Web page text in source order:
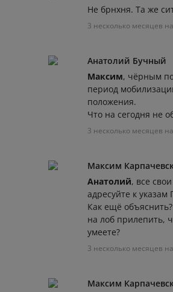
Не брнхня. Та же
3 несколько месяцев
Анатолий Бучный
Максим, чёрным
период
положения.
Что на сегодня не
3 несколько месяцев
Максим
Анатолий, все
адресуйте к указам
Как ещё
на лоб прилепить,
умеете?
3 несколько месяцев
Максим